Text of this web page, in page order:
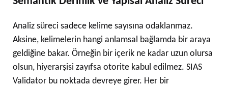
Analiz süreci sadece kelime sayısına odaklanmaz.
Aksine, kelimelerin hangi anlamsal bağlamda bir araya
geldiğine bakar. Örneğin bir içerik ne kadar uzun olursa
olsun, hiyerarşisi zayıfsa otorite kabul edilmez. SIAS
Validator bu noktada devreye girer. Her bir